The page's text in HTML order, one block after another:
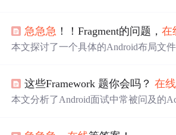
置文件。
急急急 ！！Fragment的问题，在
本文探讨了一个具体的Android布局文
层级及可见性设置。
这些Framework 题你会吗？在线
本文分析了Android面试中常被问及的